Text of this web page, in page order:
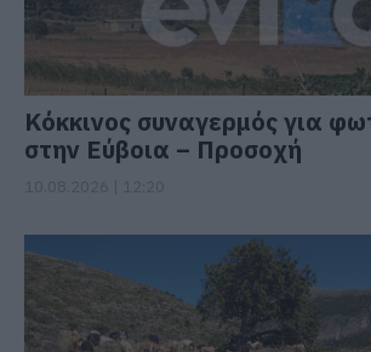
Κόκκινος συναγερμός για
στην Εύβοια – Προσοχή